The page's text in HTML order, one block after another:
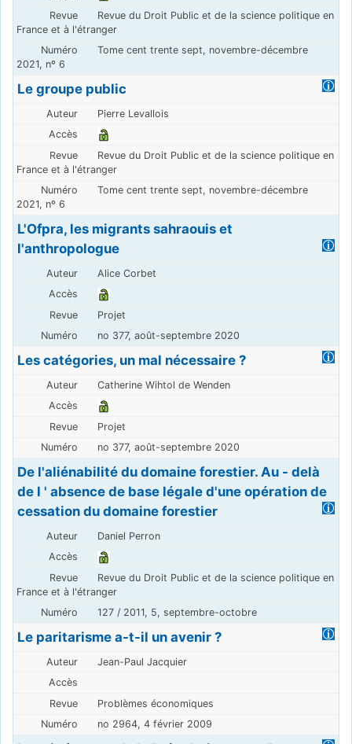
Revue du Droit Public et de la science politique en
France et à l'étranger
Tome cent trente sept, novembre-décembre
2021, nº 6
Le groupe public
Pierre Levallois
Revue du Droit Public et de la science politique en
France et à l'étranger
Tome cent trente sept, novembre-décembre
2021, nº 6
L'Ofpra, les migrants sahraouis et
l'anthropologue
Alice Corbet
Projet
no 377, août-septembre 2020
Les catégories, un mal nécessaire ?
Catherine Wihtol de Wenden
Projet
no 377, août-septembre 2020
De l'aliénabilité du domaine forestier. Au - delà
de l ' absence de base légale d'une opération de
cessation du domaine forestier
Daniel Perron
Revue du Droit Public et de la science politique en
France et à l'étranger
127 / 2011, 5, septembre-octobre
Le paritarisme a-t-il un avenir ?
Jean-Paul Jacquier
Problèmes économiques
no 2964, 4 février 2009